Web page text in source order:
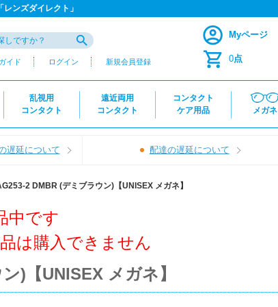
ンズダイレクト」
イド ログイン 新規会員登録
Myページ
0点
乱視用
コンタクト
遠近両用
コンタクト
コンタクト
ケア用品
メガネ
遅延について 配達の遅延について
2 DMBR (デミブラウン)【UNISEX メガネ】
中です
は購入できません
)【UNISEX メガネ】